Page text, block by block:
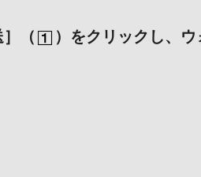
（
）をクリックし、ウ